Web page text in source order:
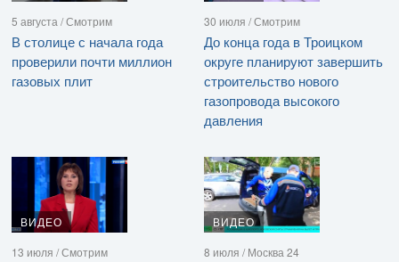
5 августа / Смотрим
В столице с начала года
проверили почти миллион
газовых плит
30 июля / Смотрим
До конца года в Троицком
округе планируют завершить
строительство нового
газопровода высокого
давления
ВИДЕО
13 июля / Смотрим
ВИДЕО
8 июля / Москва 24